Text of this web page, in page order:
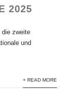
2025
die zweite
und
+ READ MORE